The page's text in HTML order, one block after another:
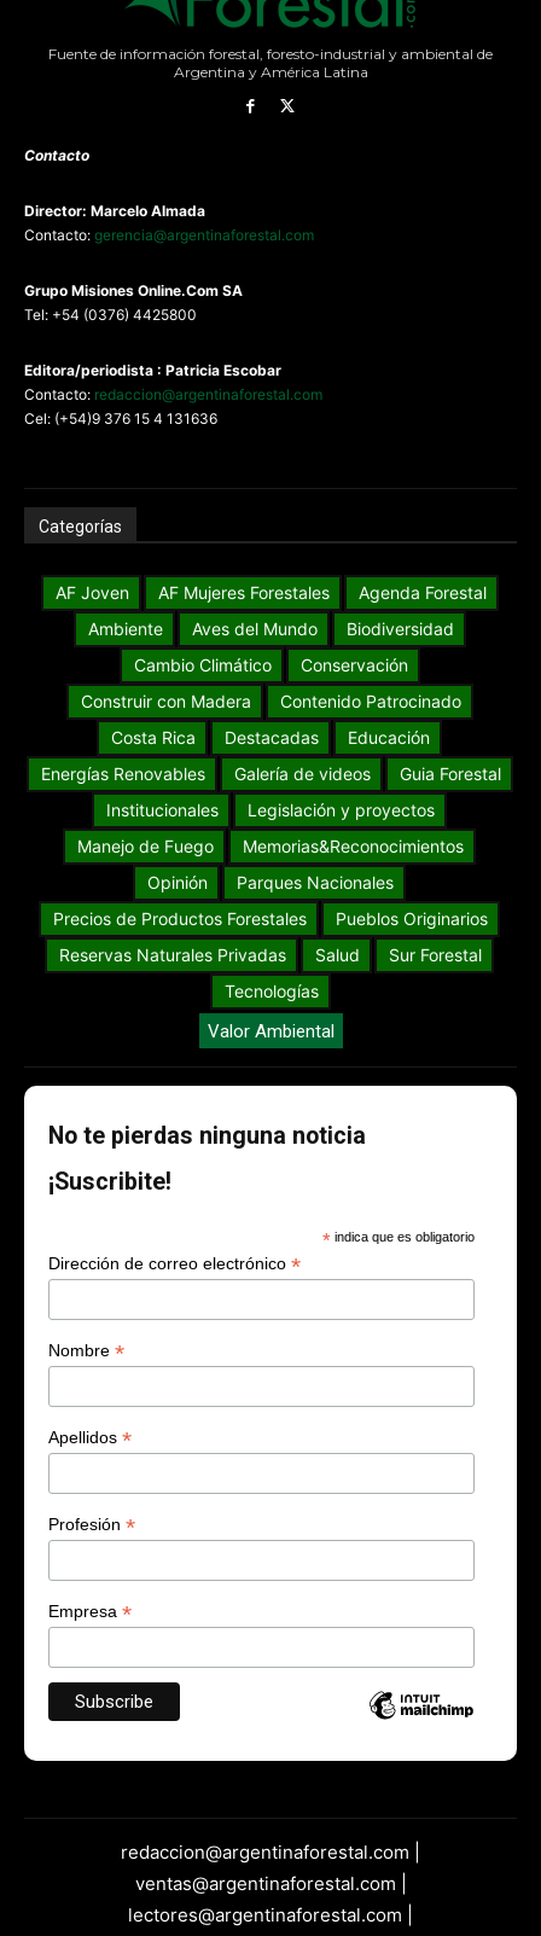
Fuente de información forestal, foresto-industrial y ambiental de
Argentina y América Latina
Contacto
Director: Marcelo Almada
Contacto: gerencia@argentinaforestal.com
Grupo Misiones Online.Com SA
Tel: +54 (0376) 4425800
Editora/periodista : Patricia Escobar
Contacto: redaccion@argentinaforestal.com
Cel: (+54)9 376 15 4 131636
Categorías
AF Joven AF Mujeres Forestales
Agenda Forestal
Ambiente
Aves del Mundo
Biodiversidad
Cambio Climático
Conservación
Construir con Madera
Contenido Patrocinado
Costa Rica
Destacadas
Educación
Energías Renovables
Galería de videos
Guia Forestal
Institucionales
Legislación y proyectos
Manejo de Fuego
Memorias&Reconocimientos
Opinión
Parques Nacionales
Precios de Productos Forestales
Pueblos Originarios
Reservas Naturales Privadas
Salud
Sur Forestal
Tecnologías
Valor Ambiental
No te pierdas ninguna noticia
¡Suscribite!
* indica que es obligatorio
Dirección de correo electrónico *
Nombre *
Apellidos *
Profesión *
Empresa *
redaccion@argentinaforestal.com |
ventas@argentinaforestal.com |
lectores@argentinaforestal.com |